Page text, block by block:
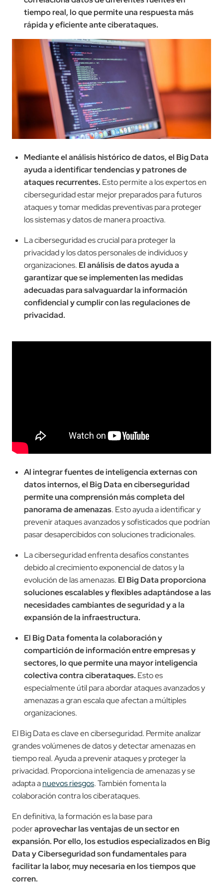
tiempo real, lo que permite una respuesta más
rápida y eficiente ante ciberataques.
Mediante el análisis histórico de datos, el Big Data
ayuda a identificar tendencias y patrones de
ataques recurrentes. Esto permite a los expertos en
ciberseguridad estar mejor preparados para futuros
ataques y tomar medidas preventivas para proteger
los sistemas y datos de manera proactiva.
La ciberseguridad es crucial para proteger la
privacidad y los datos personales de individuos y
organizaciones. El análisis de datos ayuda a
garantizar que se implementen las medidas
adecuadas para salvaguardar la información
confidencial y cumplir con las regulaciones de
privacidad.
Al integrar fuentes de inteligencia externas con
datos internos, el Big Data en ciberseguridad
permite una comprensión más completa del
panorama de amenazas. Esto ayuda a identificar y
prevenir ataques avanzados y sofisticados que podrían
pasar desapercibidos con soluciones tradicionales.
La ciberseguridad enfrenta desafíos constantes
debido al crecimiento exponencial de datos y la
evolución de las amenazas. El Big Data proporciona
soluciones escalables y flexibles adaptándose a las
necesidades cambiantes de seguridad y a la
expansión de la infraestructura.
El Big Data fomenta la colaboración y
compartición de información entre empresas y
sectores, lo que permite una mayor inteligencia
colectiva contra ciberataques. Esto es
especialmente útil para abordar ataques avanzados y
amenazas a gran escala que afectan a múltiples
organizaciones.
El Big Data es clave en ciberseguridad. Permite analizar
grandes volúmenes de datos y detectar amenazas en
tiempo real. Ayuda a prevenir ataques y proteger la
privacidad. Proporciona inteligencia de amenazas y se
adapta anuevos riesgos. También fomenta la
colaboración contra los ciberataques.
En definitiva, la formación es la base para
poderaprovechar las ventajas de un sector en
expansión. Por ello, los estudios especializados en Big
Data y Ciberseguridad son fundamentales para
facilitar la labor, muy necesaria en los tiempos que
corren.